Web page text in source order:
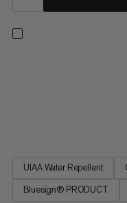
UIAA Water Repellent
Bluesign® PRODUCT